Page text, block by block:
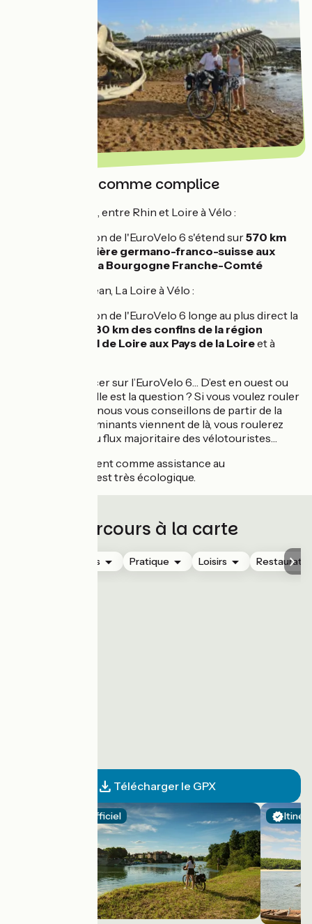
Avec le vent comme complice
De Bâle à Nevers, entre Rhin et Loire à Vélo :
cette section de l'EuroVelo 6 s'étend sur570 km
de la frontière germano-franco-suisse aux
limites de la Bourgogne Franche-Comté
De Nevers à l’océan, La Loire à Vélo :
cette section de l'EuroVelo 6 longe au plus direct la
630 km des confins de la région
Centre-Val de Loire aux Pays de la Loireet à
Et pour vous lancer sur l’EuroVelo 6… D’est en ouest ou
d’ouest en est, telle est la question ? Si vous voulez rouler
vent dans le dos, nous vous conseillons de partir de la
mer, les vents dominants viennent de là, vous roulerez
ainsi à rebours du flux majoritaire des vélotouristes…
Et avoir le vent comme assistance au
pédalage, c'est très écologique.
Parcours à la carte
Hébergements Pratique Loisirs
Télécharger le GPX
Itinéraire officiel